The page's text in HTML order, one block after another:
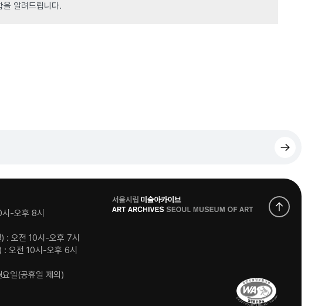
을 알려드립니다.
-오후 8시
: 오전 10시-오후 7시
: 오전 10시-오후 6시
일(공휴일 제외)
로
고